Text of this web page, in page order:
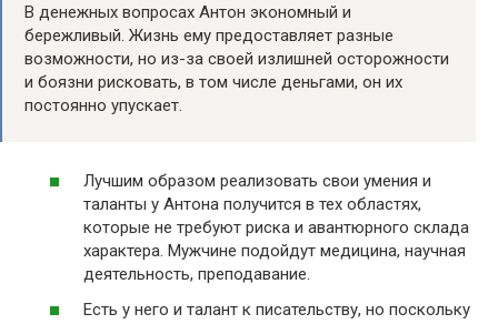
В денежных вопросах Антон экономный и
бережливый. Жизнь ему предоставляет разные
возможности, но из-за своей излишней осторожности
и боязни рисковать, в том числе деньгами, он их
постоянно упускает.
Лучшим образом реализовать свои умения и
таланты у Антона получится в тех областях,
которые не требуют риска и авантюрного склада
характера. Мужчине подойдут медицина, научная
деятельность, преподавание.
Есть у него и талант к писательству, но поскольку